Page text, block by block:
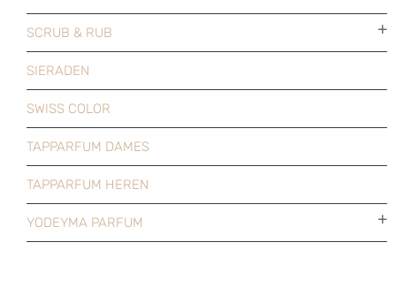
SCRUB & RUB
SIERADEN
SWISS COLOR
TAPPARFUM DAMES
TAPPARFUM HEREN
YODEYMA PARFUM